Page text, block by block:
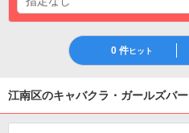
0 件ヒット
江南区のキャバクラ・ガールズバー